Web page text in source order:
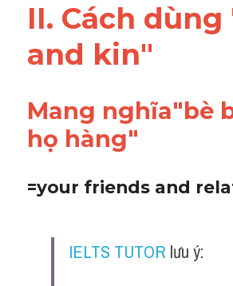
Writing
Reading
II. Cách
and kin"
Mang nghĩa"bè
họ hàng"
=your friends and
IELTS TUTOR lưu ý: